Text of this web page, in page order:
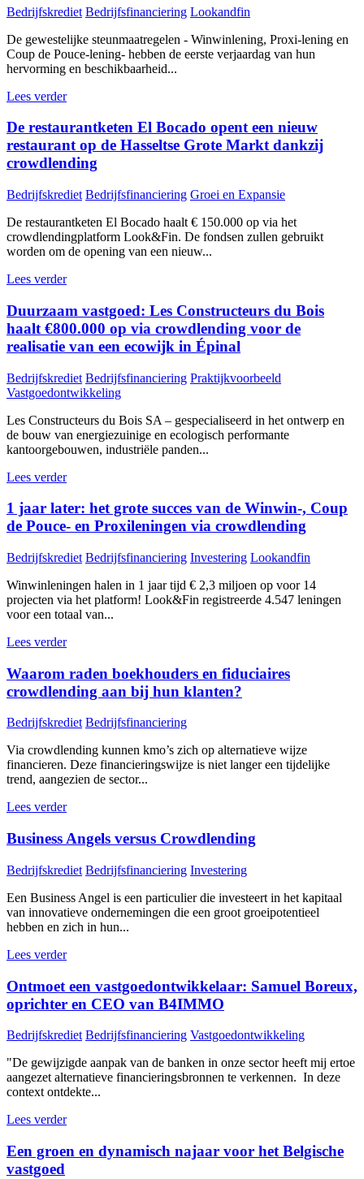
Bedrijfskrediet Bedrijfsfinanciering Lookandfin
De gewestelijke steunmaatregelen - Winwinlening, Proxi-lening en
Coup de Pouce-lening- hebben de eerste verjaardag van hun
hervorming en beschikbaarheid...
Lees verder
De restaurantketen El Bocado opent een nieuw
restaurant op de Hasseltse Grote Markt dankzij
crowdlending
Bedrijfskrediet Bedrijfsfinanciering Groei en Expansie
De restaurantketen El Bocado haalt € 150.000 op via het
crowdlendingplatform Look&Fin. De fondsen zullen gebruikt
worden om de opening van een nieuw...
Lees verder
Duurzaam vastgoed: Les Constructeurs du Bois
haalt €800.000 op via crowdlending voor de
realisatie van een ecowijk in Épinal
Bedrijfskrediet Bedrijfsfinanciering Praktijkvoorbeeld
Vastgoedontwikkeling
Les Constructeurs du Bois SA – gespecialiseerd in het ontwerp en
de bouw van energiezuinige en ecologisch performante
kantoorgebouwen, industriële panden...
Lees verder
1 jaar later: het grote succes van de Winwin-, Coup
de Pouce- en Proxileningen via crowdlending
Bedrijfskrediet Bedrijfsfinanciering Investering Lookandfin
Winwinleningen halen in 1 jaar tijd € 2,3 miljoen op voor 14
projecten via het platform! Look&Fin registreerde 4.547 leningen
voor een totaal van...
Lees verder
Waarom raden boekhouders en fiduciaires
crowdlending aan bij hun klanten?
Bedrijfskrediet Bedrijfsfinanciering
Via crowdlending kunnen kmo’s zich op alternatieve wijze
financieren. Deze financieringswijze is niet langer een tijdelijke
trend, aangezien de sector...
Lees verder
Business Angels versus Crowdlending
Bedrijfskrediet Bedrijfsfinanciering Investering
Een Business Angel is een particulier die investeert in het kapitaal
van innovatieve ondernemingen die een groot groeipotentieel
hebben en zich in hun...
Lees verder
Ontmoet een vastgoedontwikkelaar: Samuel Boreux,
oprichter en CEO van B4IMMO
Bedrijfskrediet Bedrijfsfinanciering Vastgoedontwikkeling
"De gewijzigde aanpak van de banken in onze sector heeft mij ertoe
aangezet alternatieve financieringsbronnen te verkennen. In deze
context ontdekte...
Lees verder
Een groen en dynamisch najaar voor het Belgische
vastgoed